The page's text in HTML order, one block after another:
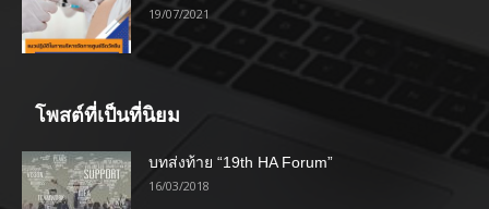
19/07/2021
โพสต์ที่เป็นที่นิยม
บทส่งท้าย “19th HA Forum”
16/03/2018